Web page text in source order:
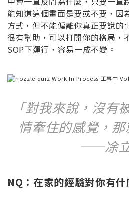
能知道這個畫面是要或不要，因
方式，但不能偏離你真正要說的
很有幫助，可以打開你的格局，
SOP下運行，容易一成不變。
「對我來說，沒有
情牽住的感覺，那
——凃
NQ：在家的經驗對你有什